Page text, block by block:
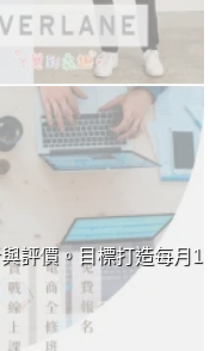
評價。目標打造每月1